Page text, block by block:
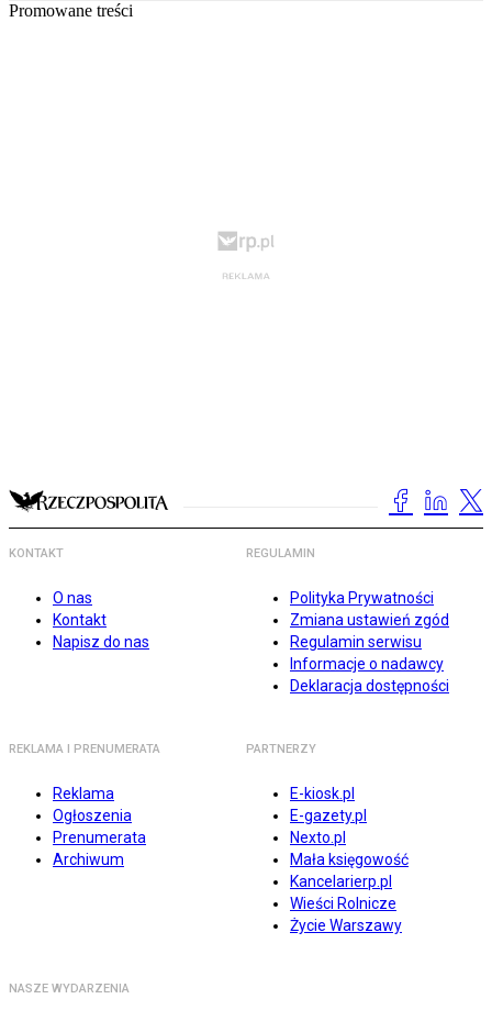
Promowane treści
KONTAKT
O nas
Kontakt
Napisz do nas
REGULAMIN
Polityka Prywatności
Zmiana ustawień zgód
Regulamin serwisu
Informacje o nadawcy
Deklaracja dostępności
REKLAMA I PRENUMERATA
Reklama
Ogłoszenia
Prenumerata
Archiwum
PARTNERZY
E-kiosk.pl
E-gazety.pl
Nexto.pl
Mała księgowość
Kancelarierp.pl
Wieści Rolnicze
Życie Warszawy
NASZE WYDARZENIA